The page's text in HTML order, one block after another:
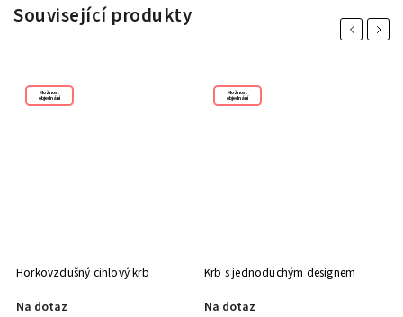
Související produkty
Previous
Možnost
objednání
Horkovzdušný cihlový krb
Na dotaz
Možnost
objednání
Krb s jednoduchým designem
Na dotaz
Next